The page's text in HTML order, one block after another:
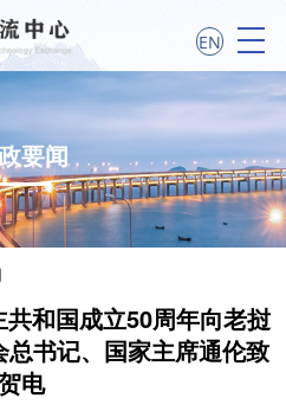
EN
要闻
和国成立50周年向老挝
书记、国家主席通伦致
电